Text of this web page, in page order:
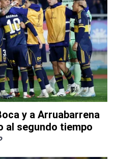
y a Arruabarrena
al segundo tiempo